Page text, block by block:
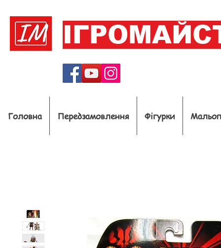
Головна Передзамовлення Фігурки